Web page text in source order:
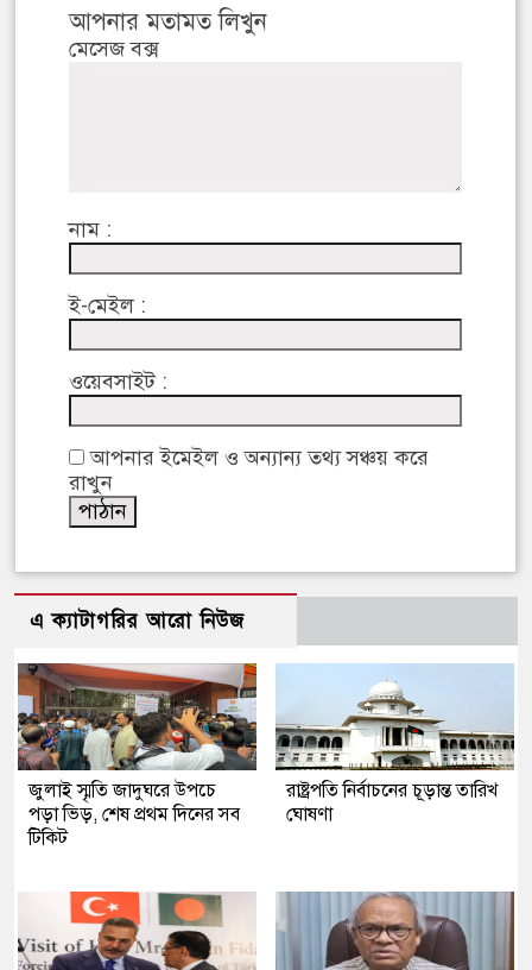
আপনার মতামত লিখুন
মেসেজ বক্স
নাম :
ই-মেইল :
ওয়েবসাইট :
আপনার ইমেইল ও অন্যান্য তথ্য সঞ্চয় করে
রাখুন
এ ক্যাটাগরির আরো নিউজ
জুলাই স্মৃতি জাদুঘরে উপচে
পড়া ভিড়, শেষ প্রথম দিনের সব
টিকিট
রাষ্ট্রপতি নির্বাচনের চূড়ান্ত তারিখ
ঘোষণা